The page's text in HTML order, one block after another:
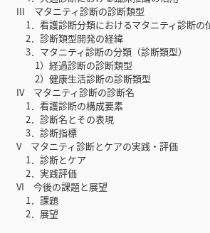
III マタニティ診断の診断類型
1．看護診断分類におけるマタニティ診断の
2．診断類型開発の経緯
3．マタニティ診断の分類（診断類型）
1）経過診断の診断類型
2）健康生活診断の診断類型
IV マタニティ診断の診断名
1．看護診断の構成要素
2．診断名とその表現
3．診断指標
V マタニティ診断とケアの実践・評価
1．診断とケア
2．実践評価
VI 今後の課題と展望
1．課題
2．展望